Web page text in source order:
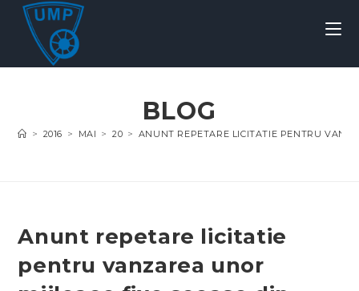
BLOG
> 2016 > MAI > 20 > ANUNT REPETARE LICITATIE PENTRU
Anunt repetare licitatie
pentru vanzarea unor